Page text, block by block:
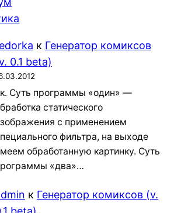
к Генератор комиксов
0.1 beta)
Суть программы «один» —
статического
с применением
фильтра, на выходе
обработанную картинку. Суть
«два»…
к Генератор комиксов (v.